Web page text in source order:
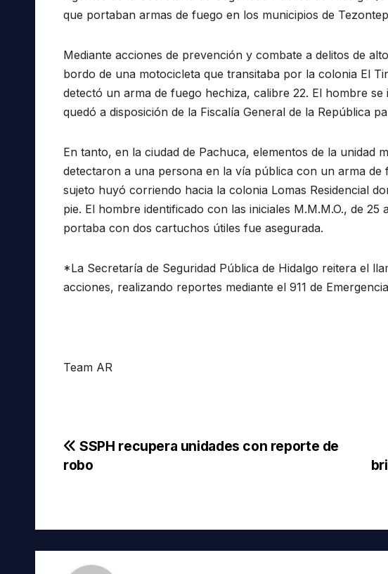
que portaban armas de fuego en los municipios de
Mediante acciones de prevención y combate a delitos de
bordo de una motocicleta que transitaba por la colonia El
detectó un arma de fuego hechiza, calibre 22. El hombre
quedó a disposición de la Fiscalía General de la República
En tanto, en la ciudad de Pachuca, elementos de la unidad
detectaron a una persona en la vía pública con un arma
sujeto huyó corriendo hacia la colonia Lomas Residencial
pie. El hombre identificado con las iniciales M.M.M.O., de
portaba con dos cartuchos útiles fue asegurada.
*La Secretaría de Seguridad Pública de Hidalgo reitera el
acciones, realizando reportes mediante el 911 de
Team AR
Navegación
SSPH recupera unidades con reporte de
robo